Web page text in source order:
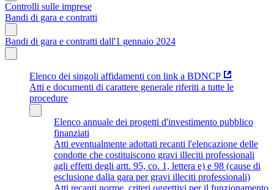
Controlli sulle imprese
Bandi di gara e contratti
Bandi di gara e contratti dall'1 gennaio 2024
Elenco dei singoli affidamenti con link a BDNCP
Atti e documenti di carattere generale riferiti a tutte le
procedure
Elenco annuale dei progetti d'investimento pubblico
finanziati
Atti eventualmente adottati recanti l'elencazione delle
condotte che costituiscono gravi illeciti professionali
agli effetti degli artt. 95, co. 1, lettera e) e 98 (cause di
esclusione dalla gara per gravi illeciti professionali)
Atti recanti norme, criteri oggettivi per il funzionamento